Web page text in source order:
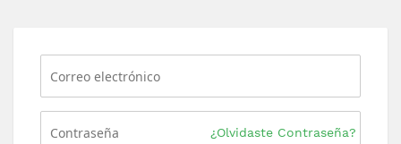
¿Olvidaste Contraseña?